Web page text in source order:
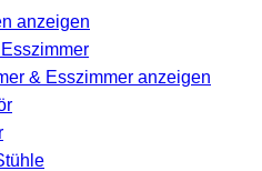
anzeigen
& Esszimmer anzeigen